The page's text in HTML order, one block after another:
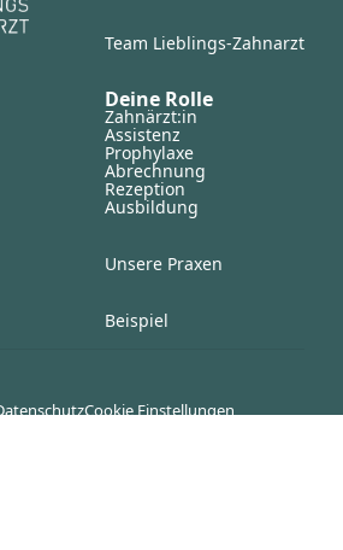
Team Lieblings-Zahnarzt
Deine Rolle
Zahnärzt:in
Assistenz
Prophylaxe
Abrechnung
Rezeption
Ausbildung
Unsere Praxen
Beispiel
Cookie Einstellungen